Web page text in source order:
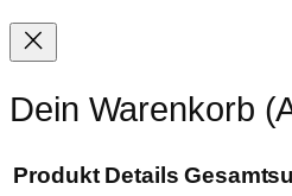
Dein Warenkorb
Produkt Details